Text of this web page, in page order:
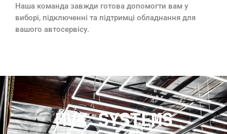
Наша команда завжди готова допомогти вам у
виборі, підключенні та підтримці обладнання для
вашого автосервісу.
MVK SYSTEMS